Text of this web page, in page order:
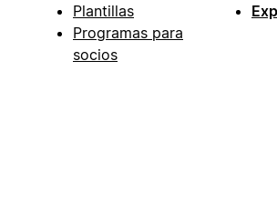
Plantillas
Programas para
socios